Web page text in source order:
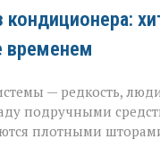
кондиционера:
временем
— редкость,
подручными
плотными